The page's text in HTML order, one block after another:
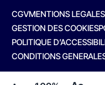
CGVMENTIONS LEGALES
GESTION DES COOKIES
POLITIQUE
CONDITIONS